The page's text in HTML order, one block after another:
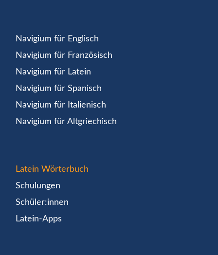
Navigium für Englisch
Navigium für Französisch
Navigium für Latein
Navigium für Spanisch
Navigium für Italienisch
Navigium für Altgriechisch
Latein Wörterbuch
Schulungen
Schüler:innen
Latein-Apps